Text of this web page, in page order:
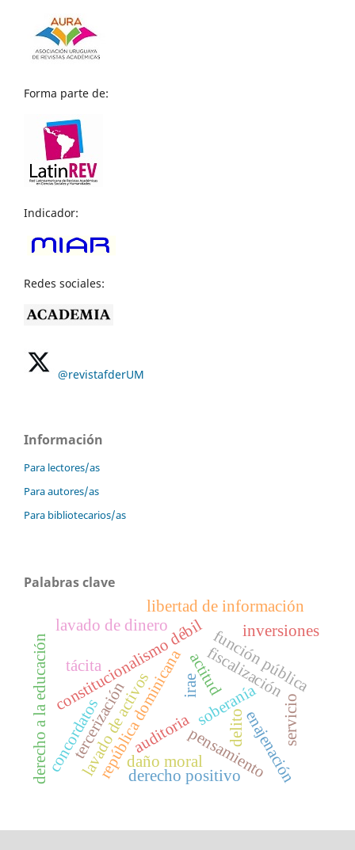
Forma parte de:
Indicador:
Redes sociales:
@revistafderUM
Información
Para lectores/as
Para autores/as
Para bibliotecarios/as
Palabras clave
constitucionalismo débil
república dominicana fiscalización
auditoria
soberanía
pensamiento
actitud
libertad de información
lavado de activos
lavado de dinero
delito
daño moral
función pública
derecho positivo
inversiones
derecho a la educación irae
tercerización
tácita
enajenación
concordatos servicio